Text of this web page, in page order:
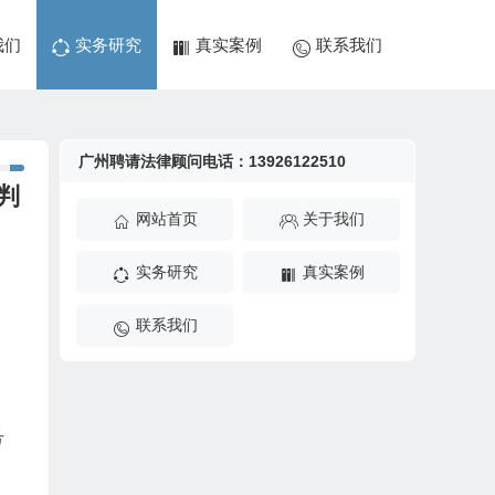
们 实务研究 真实案例 联系我们
广州聘请法律顾问电话：13926122510
网站首页 关于我们
实务研究 真实案例
联系我们